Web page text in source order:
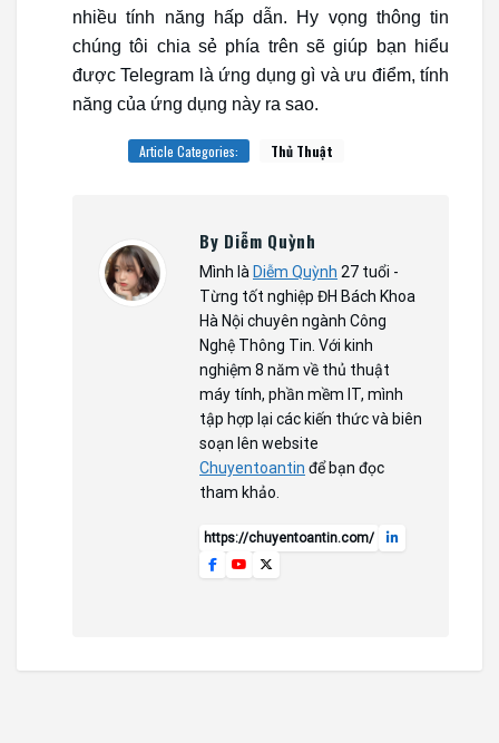
nhiều tính năng hấp dẫn. Hy vọng thông tin
chúng tôi chia sẻ phía trên sẽ giúp bạn hiểu
được Telegram là ứng dụng gì và ưu điểm, tính
năng của ứng dụng này ra sao.
Article Categories: Thủ Thuật
By Diễm Quỳnh
Mình là Diễm Quỳnh 27 tuổi -
Từng tốt nghiệp ĐH Bách Khoa
Hà Nội chuyên ngành Công
Nghệ Thông Tin. Với kinh
nghiệm 8 năm về thủ thuật
máy tính, phần mềm IT, mình
tập hợp lại các kiến thức và biên
soạn lên website
Chuyentoantin để bạn đọc
tham khảo.
https://chuyentoantin.com/